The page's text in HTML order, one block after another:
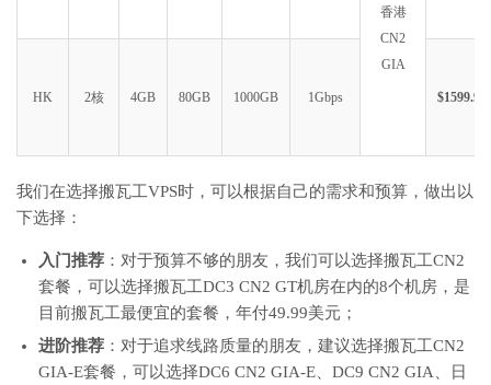
香港
CN2
GIA
HK 2核 4GB 80GB 1000GB 1Gbps $1599.99
我们在选择搬瓦工VPS时，可以根据自己的需求和预算，做出以
下选择：
入门推荐 ：对于预算不够的朋友，我们可以选择搬瓦工CN2
套餐，可以选择搬瓦工DC3 CN2 GT机房在内的8个机房，是
目前搬瓦工最便宜的套餐，年付49.99美元；
进阶推荐 ：对于追求线路质量的朋友，建议选择搬瓦工CN2
GIA-E套餐，可以选择DC6 CN2 GIA-E、DC9 CN2 GIA、日